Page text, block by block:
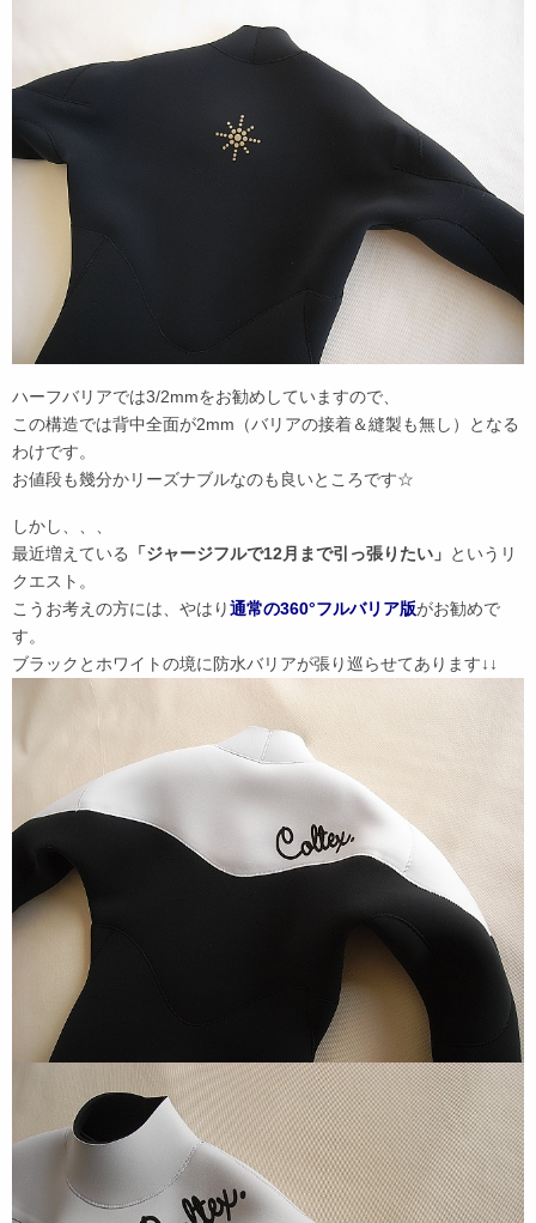
ハーフバリアでは3/2mmをお勧めしていますので、
この構造では背中全面が2mm（バリアの接着＆縫製も無し）となる
わけです。
お値段も幾分かリーズナブルなのも良いところです☆
しかし、、、
最近増えている
「ジャージフルで12月まで引っ張りたい」 というリ
クエスト。
こうお考えの方には、やはり通常の360°フルバリア版がお勧めで
す。
ブラックとホワイトの境に防水バリアが張り巡らせてあります↓↓